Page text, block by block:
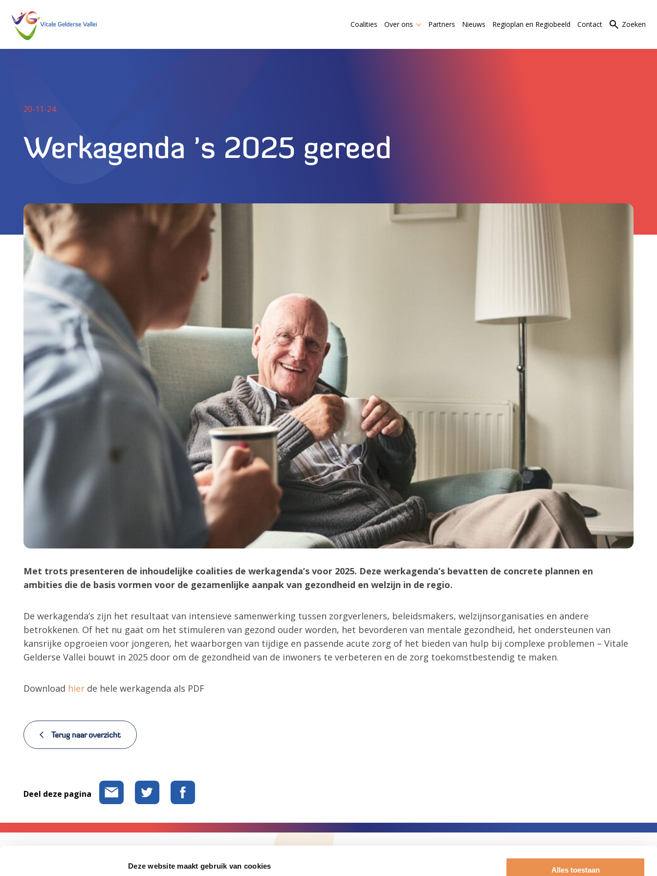
Deze website maakt gebruik van cookies Alles toestaan
Coalities Over ons Partners Nieuws Regioplan en Regiobeeld Contact Zoeken
20-11-24
Werkagenda ’s 2025 gereed
Met trots presenteren de inhoudelijke coalities de werkagenda’s voor 2025. Deze werkagenda’s bevatten de concrete plannen en
ambities die de basis vormen voor de gezamenlijke aanpak van gezondheid en welzijn in de regio.
De werkagenda’s zijn het resultaat van intensieve samenwerking tussen zorgverleners, beleidsmakers, welzijnsorganisaties en andere
betrokkenen. Of het nu gaat om het stimuleren van gezond ouder worden, het bevorderen van mentale gezondheid, het ondersteunen van
kansrijke opgroeien voor jongeren, het waarborgen van tijdige en passende acute zorg of het bieden van hulp bij complexe problemen – Vitale
Gelderse Vallei bouwt in 2025 door om de gezondheid van de inwoners te verbeteren en de zorg toekomstbestendig te maken.
Download hier de hele werkagenda als PDF
Terug naar overzicht
Deel deze pagina
Zoeken